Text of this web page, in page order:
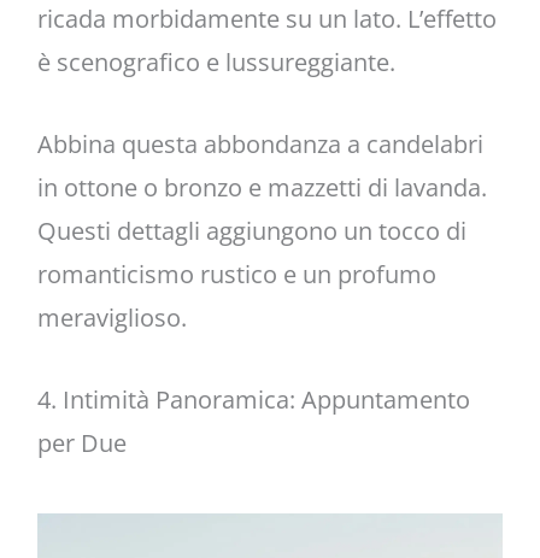
ricada morbidamente su un lato. L’effetto
è scenografico e lussureggiante.
Abbina questa abbondanza a candelabri
in ottone o bronzo e mazzetti di lavanda.
Questi dettagli aggiungono un tocco di
romanticismo rustico e un profumo
meraviglioso.
4. Intimità Panoramica: Appuntamento
per Due